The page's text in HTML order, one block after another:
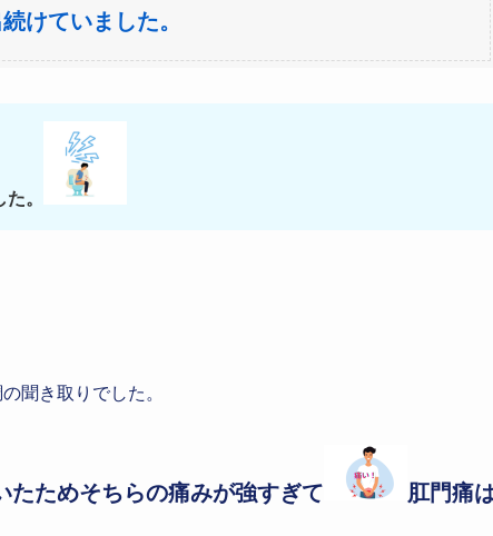
けていました。
。
聞き取りでした。
たためそちらの痛みが強すぎて
肛門痛